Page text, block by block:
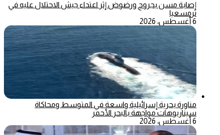
إصابة مسن بجروح ورضوض إثر اعتداء جيش الاحتلال عليه في
ترمسعيا
6 أغسطس، 2026
مناورة بحرية إسرائيلية واسعة في المتوسط ومحاكاة
سيناريوهات مواجهة بالبحر الأحمر
6 أغسطس، 2026